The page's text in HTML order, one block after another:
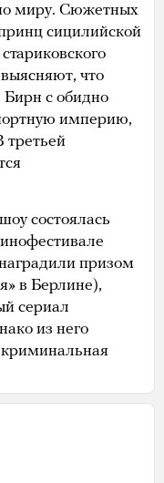
миру. Сюжетных
сицилийской
что
Бирн с обидно
империю,
третьей
состоялась
призом
в Берлине),
сериал
из него